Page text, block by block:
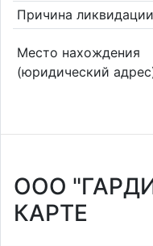
Причина ликвидации
Место нахождения
(юридический
ООО
КАРТЕ